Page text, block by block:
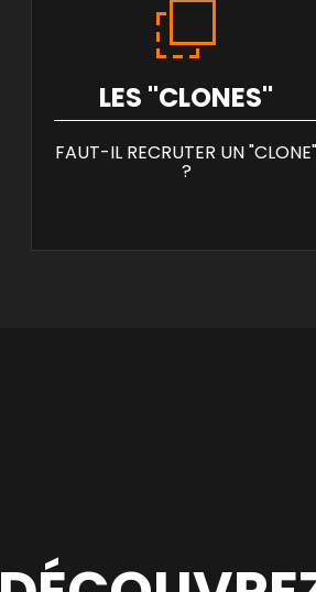
LES "CLONES"
FAUT-IL RECRUTER UN "CLONE"
?